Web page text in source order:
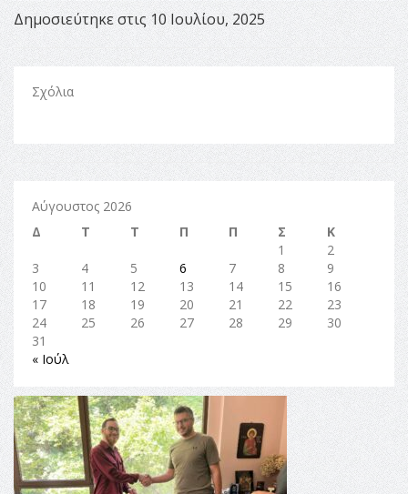
Δημοσιεύτηκε στις 10 Ιουλίου, 2025
Σχόλια
Αύγουστος 2026
Δ
Τ Τ Π Π Σ
Κ
1
2
3
4 5 6 7 8
9
10
11 12 13 14 15
16
17
18 19 20 21 22
23
24
25 26 27 28 29
30
31
« Ιούλ